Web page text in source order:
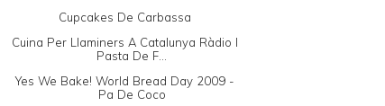
Cupcakes De Carbassa
Cuina Per Llaminers A Catalunya Ràdio I
Pasta De F...
Yes We Bake! World Bread Day 2009 -
Pa De Coco